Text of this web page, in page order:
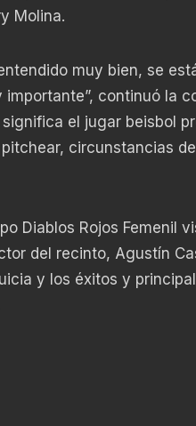
Molina.
muy bien, se
continuó la
el jugar beisbol
circunstancias
Diablos Rojos Femenil
del recinto, Agustín
y los éxitos y